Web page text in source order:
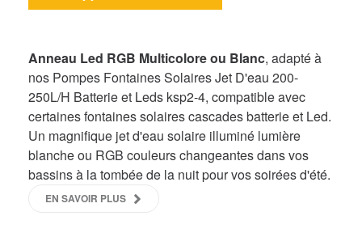
Anneau Led RGB Multicolore ou Blanc, adapté à
nos Pompes Fontaines Solaires Jet D'eau 200-
250L/H Batterie et Leds ksp2-4, compatible avec
certaines fontaines solaires cascades batterie et Led.
Un magnifique jet d'eau solaire illuminé lumière
blanche ou RGB couleurs changeantes dans vos
bassins à la tombée de la nuit pour vos soirées d'été.
EN SAVOIR PLUS